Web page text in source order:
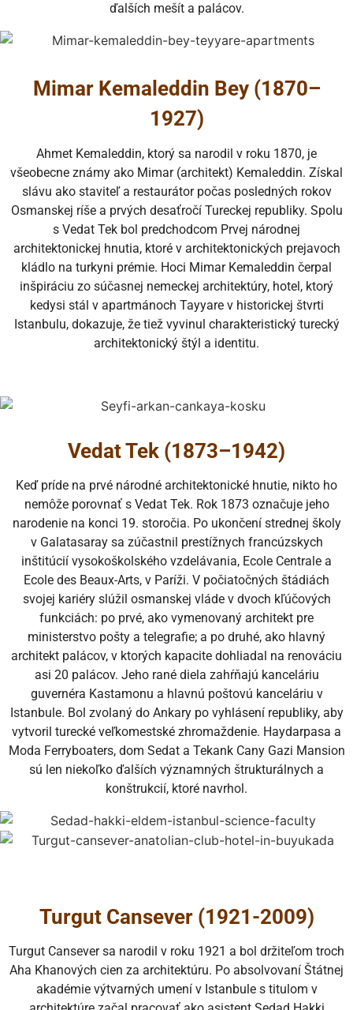
ďalších mešít a palácov.
Mimar Kemaleddin Bey (1870–
1927)
Ahmet Kemaleddin, ktorý sa narodil v roku 1870, je
všeobecne známy ako Mimar (architekt) Kemaleddin. Získal
slávu ako staviteľ a restaurátor počas posledných rokov
Osmanskej ríše a prvých desaťročí Tureckej republiky. Spolu
s Vedat Tek bol predchodcom Prvej národnej
architektonickej hnutia, ktoré v architektonických prejavoch
kládlo na turkyni prémie. Hoci Mimar Kemaleddin čerpal
inšpiráciu zo súčasnej nemeckej architektúry, hotel, ktorý
kedysi stál v apartmánoch Tayyare v historickej štvrti
Istanbulu, dokazuje, že tiež vyvinul charakteristický turecký
architektonický štýl a identitu.
Vedat Tek (1873–1942)
Keď príde na prvé národné architektonické hnutie, nikto ho
nemôže porovnať s Vedat Tek. Rok 1873 označuje jeho
narodenie na konci 19. storočia. Po ukončení strednej školy
v Galatasaray sa zúčastnil prestížnych francúzskych
inštitúcií vysokoškolského vzdelávania, Ecole Centrale a
Ecole des Beaux-Arts, v Paríži. V počiatočných štádiách
svojej kariéry slúžil osmanskej vláde v dvoch kľúčových
funkciách: po prvé, ako vymenovaný architekt pre
ministerstvo pošty a telegrafie; a po druhé, ako hlavný
architekt palácov, v ktorých kapacite dohliadal na renováciu
asi 20 palácov. Jeho rané diela zahŕňajú kanceláriu
guvernéra Kastamonu a hlavnú poštovú kanceláriu v
Istanbule. Bol zvolaný do Ankary po vyhlásení republiky, aby
vytvoril turecké veľkomestské zhromaždenie. Haydarpasa a
Moda Ferryboaters, dom Sedat a Tekank Cany Gazi Mansion
sú len niekoľko ďalších významných štrukturálnych a
konštrukcií, ktoré navrhol.
Turgut Cansever (1921-2009)
Turgut Cansever sa narodil v roku 1921 a bol držiteľom troch
Aha Khanových cien za architektúru. Po absolvovaní Štátnej
akadémie výtvarných umení v Istanbule s titulom v